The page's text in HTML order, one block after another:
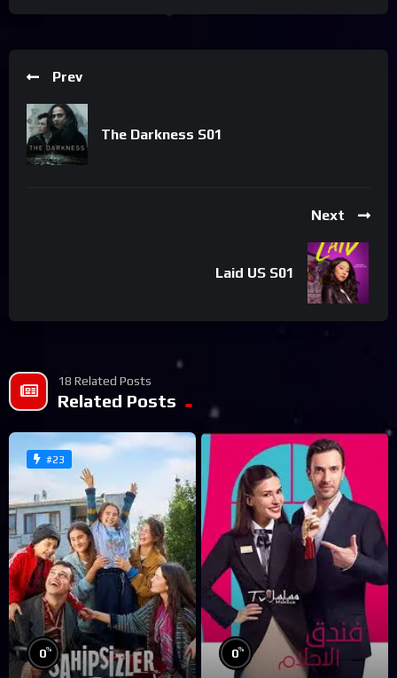
Prev
The Darkness S01
Next
Laid US S01
18 Related Posts
Related Posts
#23
0% 0%